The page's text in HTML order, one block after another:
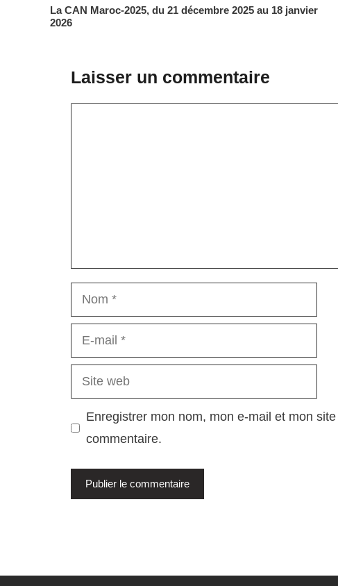
La CAN Maroc-2025, du 21 décembre 2025 au 18 janvier
2026
Laisser un commentaire
Nom
mail
Site
web
Enregistrer mon nom, mon e-mail et mon
commentaire.